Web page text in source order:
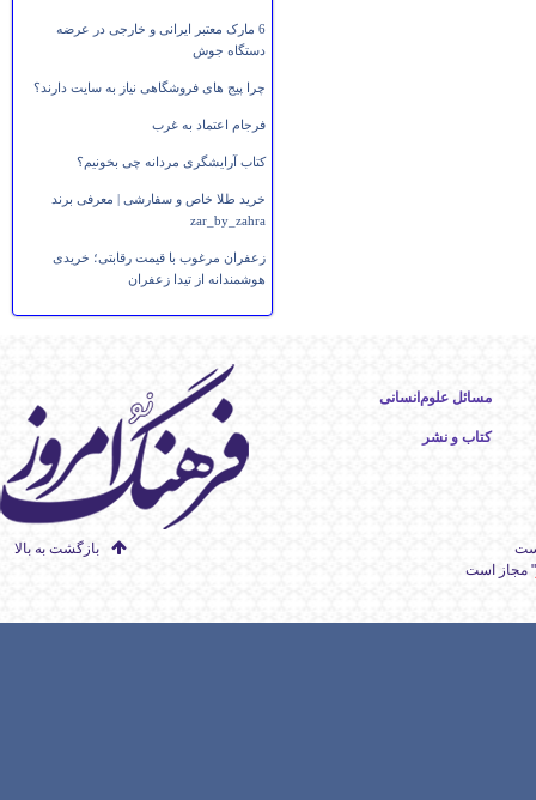
6 مارک معتبر ایرانی و خارجی در عرضه
دستگاه جوش
چرا پیج های فروشگاهی نیاز به سایت دارند؟
فرجام اعتماد به غرب
کتاب آرایشگری مردانه چی بخونیم؟
خرید طلا خاص و سفارشی | معرفی برند
zar_by_zahra
زعفران مرغوب با قیمت رقابتی؛ خریدی
هوشمندانه از تیدا زعفران
مسائل علوم‌انسانی
کتاب و نشر
بازگشت به بالا
" مجاز است